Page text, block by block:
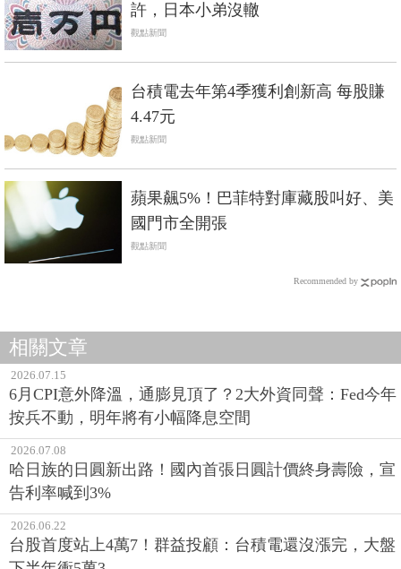
許，日本小弟沒轍
觀點新聞
台積電去年第4季獲利創新高 每股賺
4.47元
觀點新聞
蘋果飆5%！巴菲特對庫藏股叫好、美
國門市全開張
觀點新聞
Recommended by
相關文章
2026.07.15
6月CPI意外降溫，通膨見頂了？2大外資同聲：Fed今年
按兵不動，明年將有小幅降息空間
2026.07.08
哈日族的日圓新出路！國內首張日圓計價終身壽險，宣
告利率喊到3%
2026.06.22
台股首度站上4萬7！群益投顧：台積電還沒漲完，大盤